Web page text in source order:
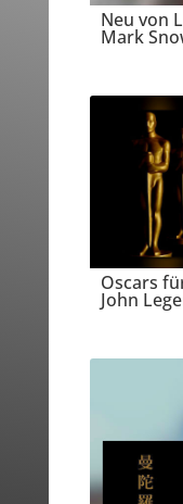
Neu von
Mark
Oscars
John